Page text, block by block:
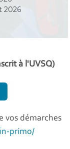
2026
à l'UVSQ)
vos démarches
primo/